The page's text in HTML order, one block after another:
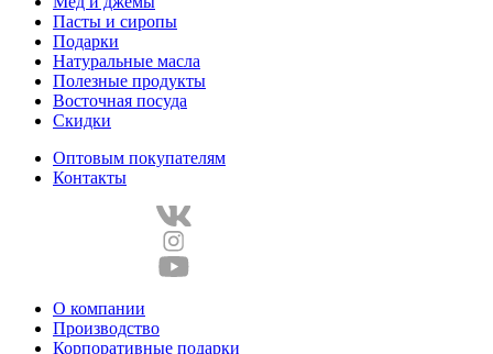
Пасты и сиропы
Подарки
Натуральные масла
Полезные продукты
Восточная посуда
Скидки
Оптовым покупателям
Контакты
О компании
Производство
Корпоративные подарки